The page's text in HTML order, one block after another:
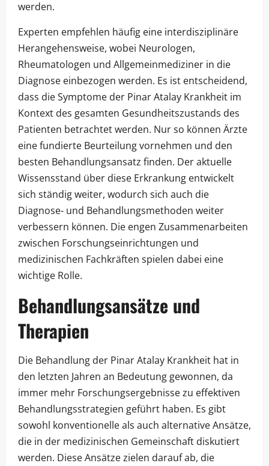
werden.
Experten empfehlen häufig eine interdisziplinäre
Herangehensweise, wobei Neurologen,
Rheumatologen und Allgemeinmediziner in die
Diagnose einbezogen werden. Es ist entscheidend,
dass die Symptome der Pinar Atalay Krankheit im
Kontext des gesamten Gesundheitszustands des
Patienten betrachtet werden. Nur so können Ärzte
eine fundierte Beurteilung vornehmen und den
besten Behandlungsansatz finden. Der aktuelle
Wissensstand über diese Erkrankung entwickelt
sich ständig weiter, wodurch sich auch die
Diagnose- und Behandlungsmethoden weiter
verbessern können. Die engen Zusammenarbeiten
zwischen Forschungseinrichtungen und
medizinischen Fachkräften spielen dabei eine
wichtige Rolle.
Behandlungsansätze und
Therapien
Die Behandlung der Pinar Atalay Krankheit hat in
den letzten Jahren an Bedeutung gewonnen, da
immer mehr Forschungsergebnisse zu effektiven
Behandlungsstrategien geführt haben. Es gibt
sowohl konventionelle als auch alternative Ansätze,
die in der medizinischen Gemeinschaft diskutiert
werden. Diese Ansätze zielen darauf ab, die